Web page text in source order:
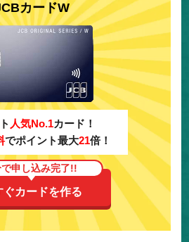
カードW
人気No.1カード！
でポイント最大21倍！
ぐカードを作る
申し込み完了!!